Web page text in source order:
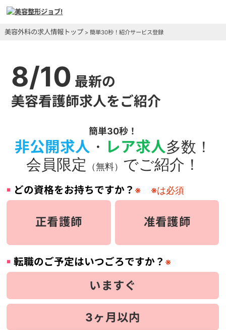
美容外科の求人情報トップ > 簡単30秒！紹介サービス登録
8/10 最新の
美容看護師求人をご紹介
簡単30秒！
非公開求人 ・ レア求人多数！
会員限定
（無料） でご紹介！
どの資格をお持ちですか？ ※ ※は必須
正看護師 准看護師
転職のご予定はいつごろですか？ ※
いますぐ
3ヶ月以内